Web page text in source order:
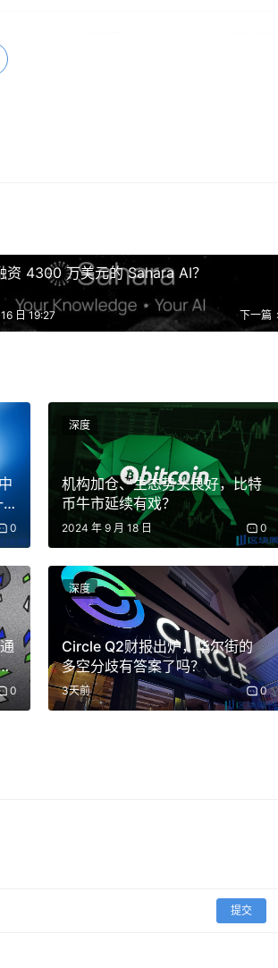
亿美元下降至 115 亿美元。包括币安和
周四的 600 多亿美元下降至目前的 360
周四的 Coinbase Weekly 报告，预计加
对其风险敞口保持谨慎，ETH 和 Solana
。」分析师指出，ETH 和 Solana 一直是
通胀环境正在降温但稳定，这对加密货币
度为 2021 年以来最慢。
资 4300 万美元的 Sahara AI？
下一篇
日 19:27
0
机构加仓、生态势头良好，比特
币牛市延续有戏？
2024 年 9 月 18 日 0
深度
0
Circle Q2财报出炉，华尔街的
多空分歧有答案了吗？
3天前 0
深度
提交